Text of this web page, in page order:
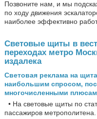
Позвоните нам, и мы
по ходу движения
наиболее эффективно
Световые щиты в
переходах метро
издалека
Световая реклама на
наибольшим спросом,
многочисленными
• На световые щиты по
пассажиров метрополитена.